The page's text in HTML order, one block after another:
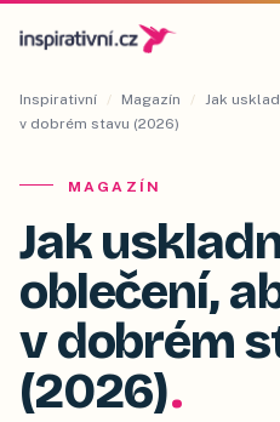
Inspirativní / Magazín / Jak
v dobrém stavu (2026)
MAGAZÍN
Jak
oblečení,
v dobrém
(2026).